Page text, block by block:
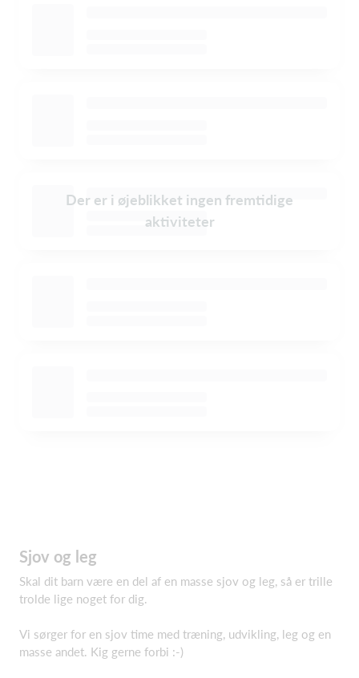
Der er i øjeblikket ingen fremtidige
aktiviteter
Sjov og leg
Skal dit barn være en del af en masse sjov og leg, så er trille
trolde lige noget for dig.
Vi sørger for en sjov time med træning, udvikling, leg og en
masse andet. Kig gerne forbi :-)